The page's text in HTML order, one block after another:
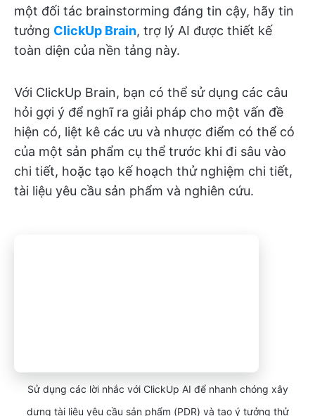
một đối tác brainstorming đáng tin cậy, hãy tin
tưởng ClickUp Brain, trợ lý AI được thiết kế
toàn diện của nền tảng này.
Với ClickUp Brain, bạn có thể sử dụng các câu
hỏi gợi ý để nghĩ ra giải pháp cho một vấn đề
hiện có, liệt kê các ưu và nhược điểm có thể có
của một sản phẩm cụ thể trước khi đi sâu vào
chi tiết, hoặc tạo kế hoạch thử nghiệm chi tiết,
tài liệu yêu cầu sản phẩm và nghiên cứu.
Sử dụng các lời nhắc với ClickUp AI để nhanh chóng xây
dựng tài liệu yêu cầu sản phẩm (PDR) và tạo ý tưởng thử